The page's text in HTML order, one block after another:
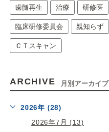
歯髄再生 治療 研修医
臨床研修委員会 親知らず
ＣＴスキャン
ARCHIVE 月別アーカイブ
2026年 (28)
2026年7月 (13)